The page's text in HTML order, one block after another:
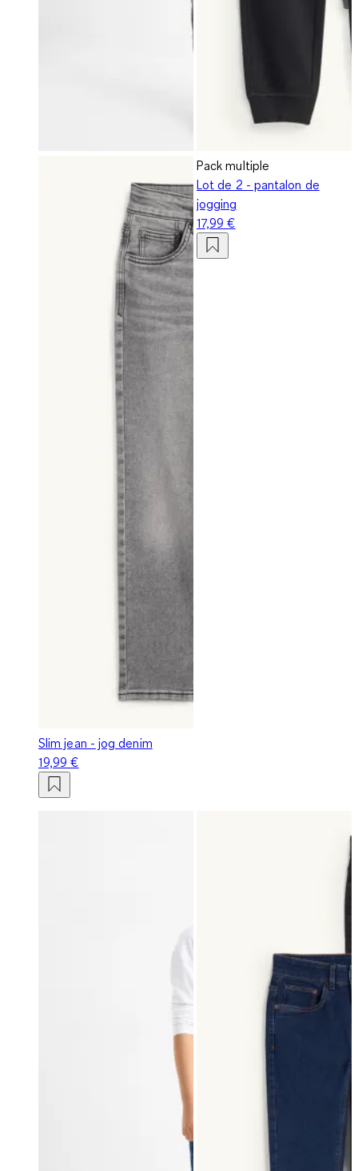
Slim jean - jog denim
19,99 €
Pack multiple
Lot de 2 - pantalon de
jogging
17,99 €